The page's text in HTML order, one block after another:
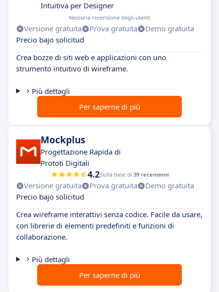
Intuitiva per Designer
Nessuna recensione degli utenti
Versione gratuita Prova gratuita
Demo gratuita
Precio bajo solicitud
Crea bozze di siti web e applicazioni con uno
strumento intuitivo di wireframe.
Più dettagli
Per saperne di più
Mockplus
Progettazione Rapida di
Prototi Digitali
4.2Sulla base di 39 recensioni
Versione gratuita Prova gratuita
Demo gratuita
Precio bajo solicitud
Crea wireframe interattivi senza codice. Facile da usare,
con librerie di elementi predefiniti e funzioni di
collaborazione.
Più dettagli
Per saperne di più